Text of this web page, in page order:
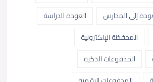
إلى المدارس
العودة للدراسة
المحفظة الإلكترونية
المدفوعات الذكية